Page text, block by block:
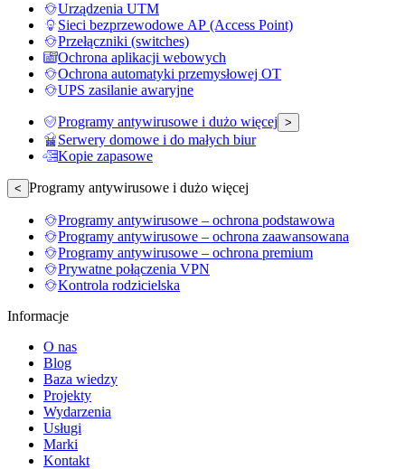
Urządzenia UTM
Sieci bezprzewodowe AP (Access Point)
Przełączniki (switches)
Ochrona aplikacji webowych
Ochrona automatyki przemysłowej OT
UPS zasilanie awaryjne
Programy antywirusowe i dużo więcej >
Serwery domowe i do małych biur
Kopie zapasowe
< Programy antywirusowe i dużo więcej
Programy antywirusowe – ochrona podstawowa
Programy antywirusowe – ochrona zaawansowana
Programy antywirusowe – ochrona premium
Prywatne połączenia VPN
Kontrola rodzicielska
Informacje
O nas
Blog
Baza wiedzy
Projekty
Wydarzenia
Usługi
Marki
Kontakt